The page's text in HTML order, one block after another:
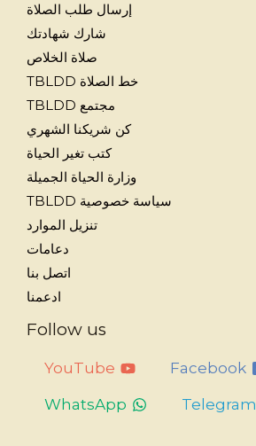
إرسال طلب الصلاة
شارك شهادتك
صلاة الخلاص
خط الصلاة TBLDD
مجتمع TBLDD
كن شريكنا الشهري
كتب تغير الحياة
وزارة الحياة الجميلة
سياسة خصوصية TBLDD
تنزيل الموارد
دعامات
اتصل بنا
ادعمنا
Follow us
Facebook
YouTube
Telegram
WhatsApp